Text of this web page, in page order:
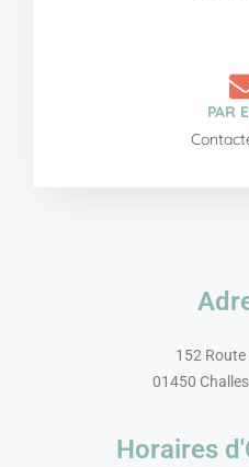
PAR
152
01450
Horaires